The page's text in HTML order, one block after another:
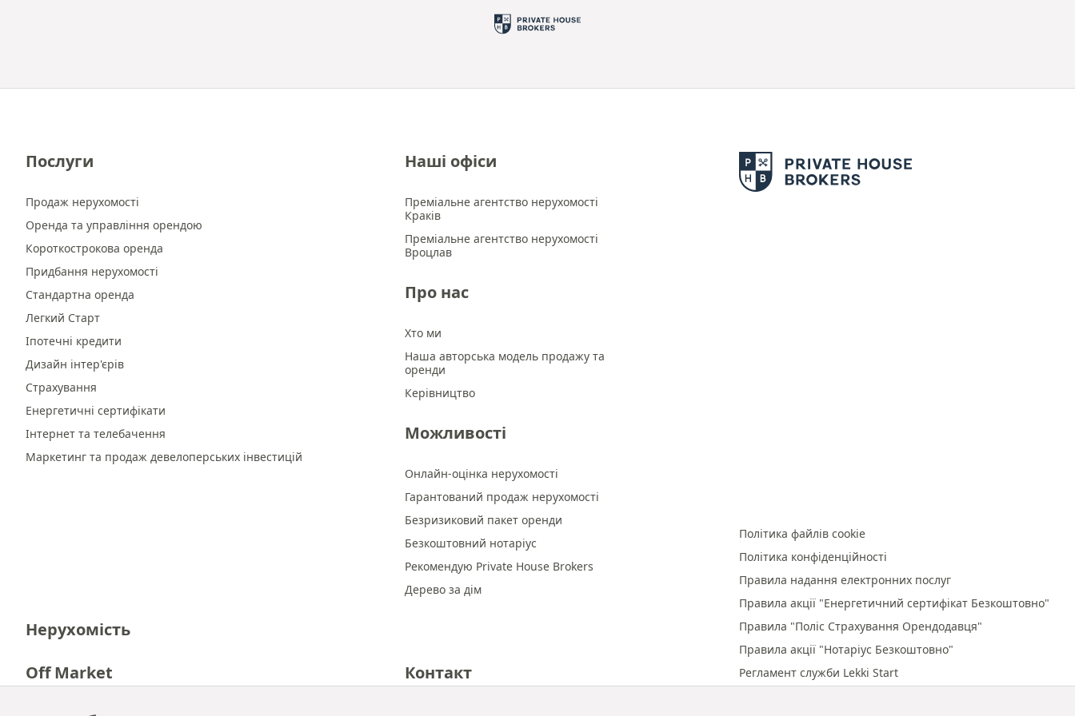
Послуги
Продаж нерухомості
Оренда та управління орендою
Короткострокова оренда
Придбання нерухомості
Стандартна оренда
Легкий Старт
Іпотечні кредити
Дизайн інтер'єрів
Страхування
Енергетичні сертифікати
Інтернет та телебачення
Маркетинг та продаж девелоперських інвестицій
Наші офіси
Преміальне агентство нерухомості
Краків
Преміальне агентство нерухомості
Вроцлав
Про нас
Хто ми
Наша авторська модель продажу та
оренди
Керівництво
Можливості
Онлайн-оцінка нерухомості
Гарантований продаж нерухомості
Безризиковий пакет оренди
Безкоштовний нотаріус
Рекомендую Private House Brokers
Дерево за дім
Нерухомість
Off Market
Контакт
Політика файлів cookie
Політика конфіденційності
Правила надання електронних послуг
Правила акції "Енергетичний сертифікат Безкоштовно"
Правила "Поліс Страхування Орендодавця"
Правила акції "Нотаріус Безкоштовно"
Регламент служби Lekki Start